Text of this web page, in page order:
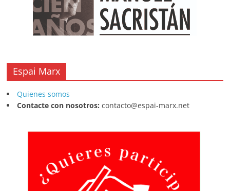
Espai Marx
Quienes somos
Contacte con nosotros: contacto@espai-marx.net